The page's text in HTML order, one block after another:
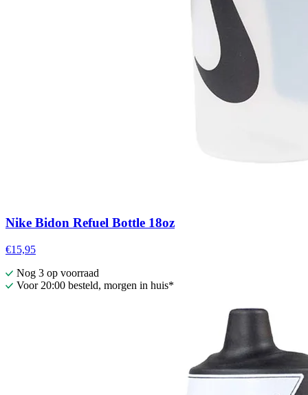
Nike Bidon Refuel Bottle 18oz
€15,95
Nog 3 op voorraad
Voor 20:00 besteld, morgen in huis*